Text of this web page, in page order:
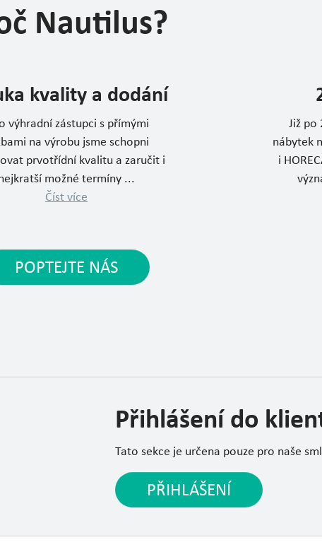
Nautilus?
kvality a dodání
výhradní zástupci s přímými
na výrobu jsme schopni
prvotřídní kvalitu a zaručit i
možné termíny ...
Číst více
Již po
nábytek
i
POPTEJTE NÁS
Přihlášení do
Tato sekce je určena pouze pro naše
PŘIHLÁŠENÍ